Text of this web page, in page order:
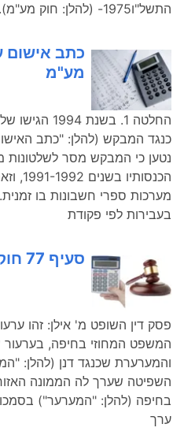
התשל"ו1975- (להלן: חוק מע"מ). תמצית העובדות
מע"מ
החלטה 1.
כנגד המבקש (להלן: "כתב
נטען כי המבקש מסר לשלטונות
מערכות ספרי חשבונות בו
בעבירות לפי פקודת
סעיף 77 חוק מע"מ
פסק דין
המשפט המחוזי בחיפה, בערעור
והמערערת שכנגד דנן (להלן:
השפיטה שערך לה הממונה
ערך